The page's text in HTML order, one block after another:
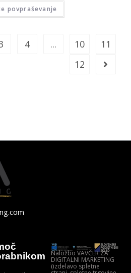
povpraševanje
4 ... 10
11
12
Naložbo VAVČER ZA
DIGITALNI MARKETING
(izdelavo spletne